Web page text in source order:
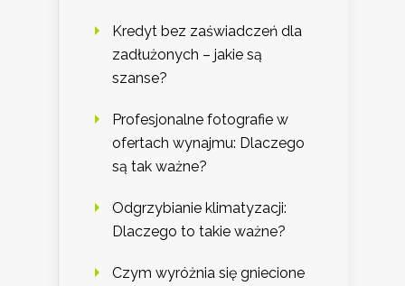
Kredyt bez zaświadczeń dla
zadłużonych – jakie są
szanse?
Profesjonalne fotografie w
ofertach wynajmu: Dlaczego
są tak ważne?
Odgrzybianie klimatyzacji:
Dlaczego to takie ważne?
Czym wyróżnia się gniecione